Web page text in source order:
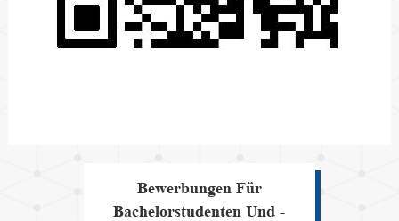
Bewerbungen Für
Bachelorstudenten Und -